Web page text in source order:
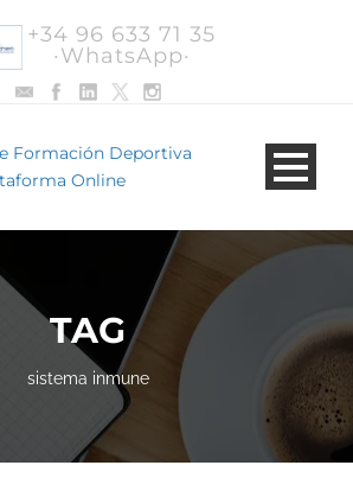
+34 96 633 71 35
·WhatsApp·
TAG
sistema inmune